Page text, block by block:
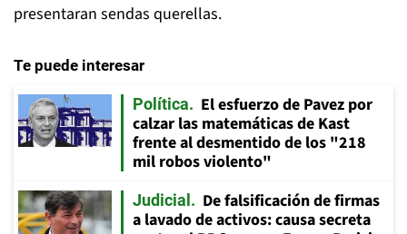
presentaran sendas querellas.
Te puede interesar
Política
El esfuerzo de Pavez por
calzar las matemáticas de Kast
frente al desmentido de los "218
mil robos violento"
Judicial
De falsificación de firmas
a lavado de activos: causa secreta